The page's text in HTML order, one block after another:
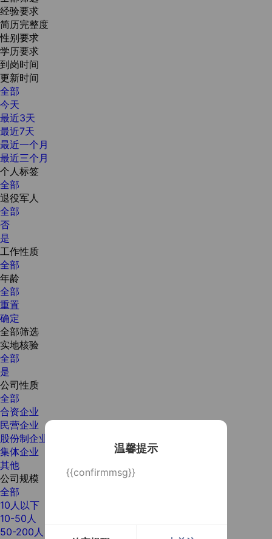
温馨提示
{{confirmmsg}}
经验要求
简历完整度
性别要求
学历要求
到岗时间
更新时间
全部
今天
最近3天
最近7天
最近一个月
最近三个月
个人标签
全部
退役军人
全部
否
是
工作性质
全部
年龄
全部
重置
确定
全部筛选
实地核验
全部
是
公司性质
全部
合资企业
民营企业
股份制企业
集体企业
其他
公司规模
全部
10人以下
10-50人
50-200人